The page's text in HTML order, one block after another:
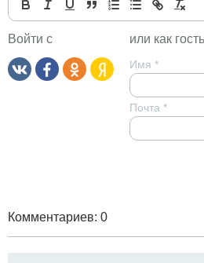
Войти с или как
Имя *
Почта *
Комментариев: 0